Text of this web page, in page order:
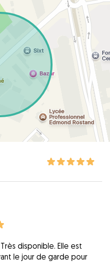
disponible. Elle est
le jour de garde pour